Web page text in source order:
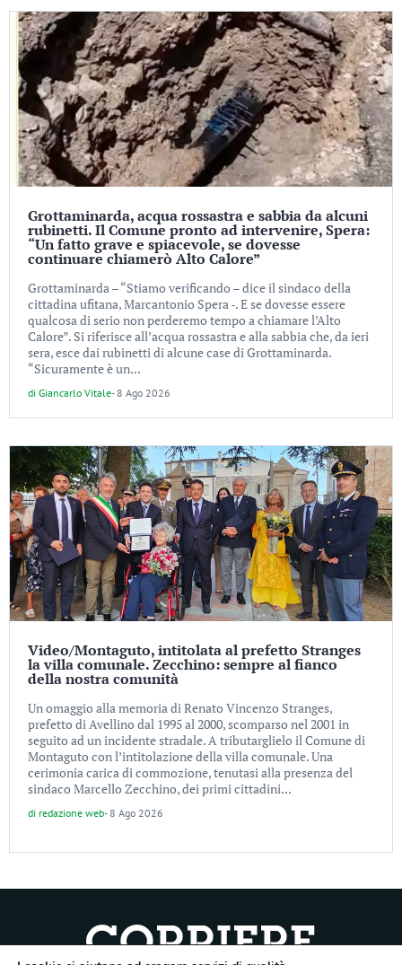
Grottaminarda, acqua rossastra e sabbia da alcuni
rubinetti. Il Comune pronto ad intervenire, Spera:
“Un fatto grave e spiacevole, se dovesse
continuare chiamerò Alto Calore”
Grottaminarda – “Stiamo verificando – dice il sindaco della
cittadina ufitana, Marcantonio Spera -. E se dovesse essere
qualcosa di serio non perderemo tempo a chiamare l’Alto
Calore”. Si riferisce all’acqua rossastra e alla sabbia che, da ieri
sera, esce dai rubinetti di alcune case di Grottaminarda.
“Sicuramente è un...
di Giancarlo Vitale- 8 Ago 2026
Video/Montaguto, intitolata al prefetto Stranges
la villa comunale. Zecchino: sempre al fianco
della nostra comunità
Un omaggio alla memoria di Renato Vincenzo Stranges,
prefetto di Avellino dal 1995 al 2000, scomparso nel 2001 in
seguito ad un incidente stradale. A tributarglielo il Comune di
Montaguto con l’intitolazione della villa comunale. Una
cerimonia carica di commozione, tenutasi alla presenza del
sindaco Marcello Zecchino, dei primi cittadini...
di redazione web- 8 Ago 2026